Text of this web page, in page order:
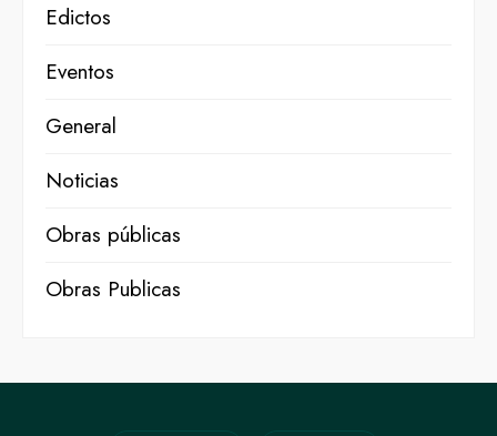
Edictos
Eventos
General
Noticias
Obras públicas
Obras Publicas